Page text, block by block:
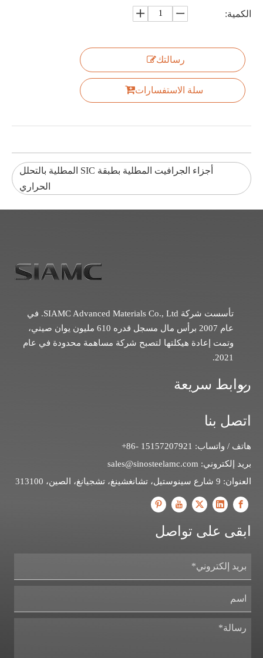
الكمية:
رسالتك
سلة الاستفسارات
أجزاء الجرافيت المطلية بطبقة SIC المطلية بالتحلل
الحراري
تأسست شركة SIAMC Advanced Materials Co., Ltd. في
عام 2007 برأس مال مسجل قدره 610 مليون يوان صيني،
وتمت إعادة هيكلتها لتصبح شركة مساهمة محدودة في عام
2021.
روابط سريعة
اتصل بنا
هاتف / واتساب: 15157207921 -86+
بريد إلكتروني: sales@sinosteelamc.com
العنوان: 9 شارع سينوستيل، تشانغشينغ، تشجيانغ، الصين، 313100
ابقى على تواصل